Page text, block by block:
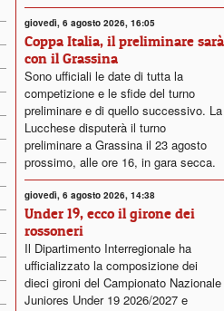
giovedì, 6 agosto 2026, 16:05
Coppa Italia, il preliminare sarà
con il Grassina
Sono ufficiali le date di tutta la
competizione e le sfide del turno
preliminare e di quello successivo. La
Lucchese disputerà il turno
preliminare a Grassina il 23 agosto
prossimo, alle ore 16, in gara secca.
giovedì, 6 agosto 2026, 14:38
Under 19, ecco il girone dei
rossoneri
Il Dipartimento Interregionale ha
ufficializzato la composizione dei
dieci gironi del Campionato Nazionale
Juniores Under 19 2026/2027 e